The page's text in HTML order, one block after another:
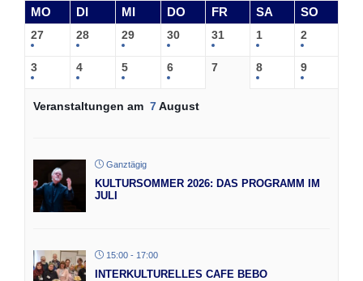
MO DI MI DO FR SA SO
27 28 29 30 31 1 2
3 4 5 6 7 8 9
Veranstaltungen am 7August
Ganztägig
KULTURSOMMER 2026: DAS PROGRAMM IM
JULI
15:00 - 17:00
INTERKULTURELLES CAFE BEBO